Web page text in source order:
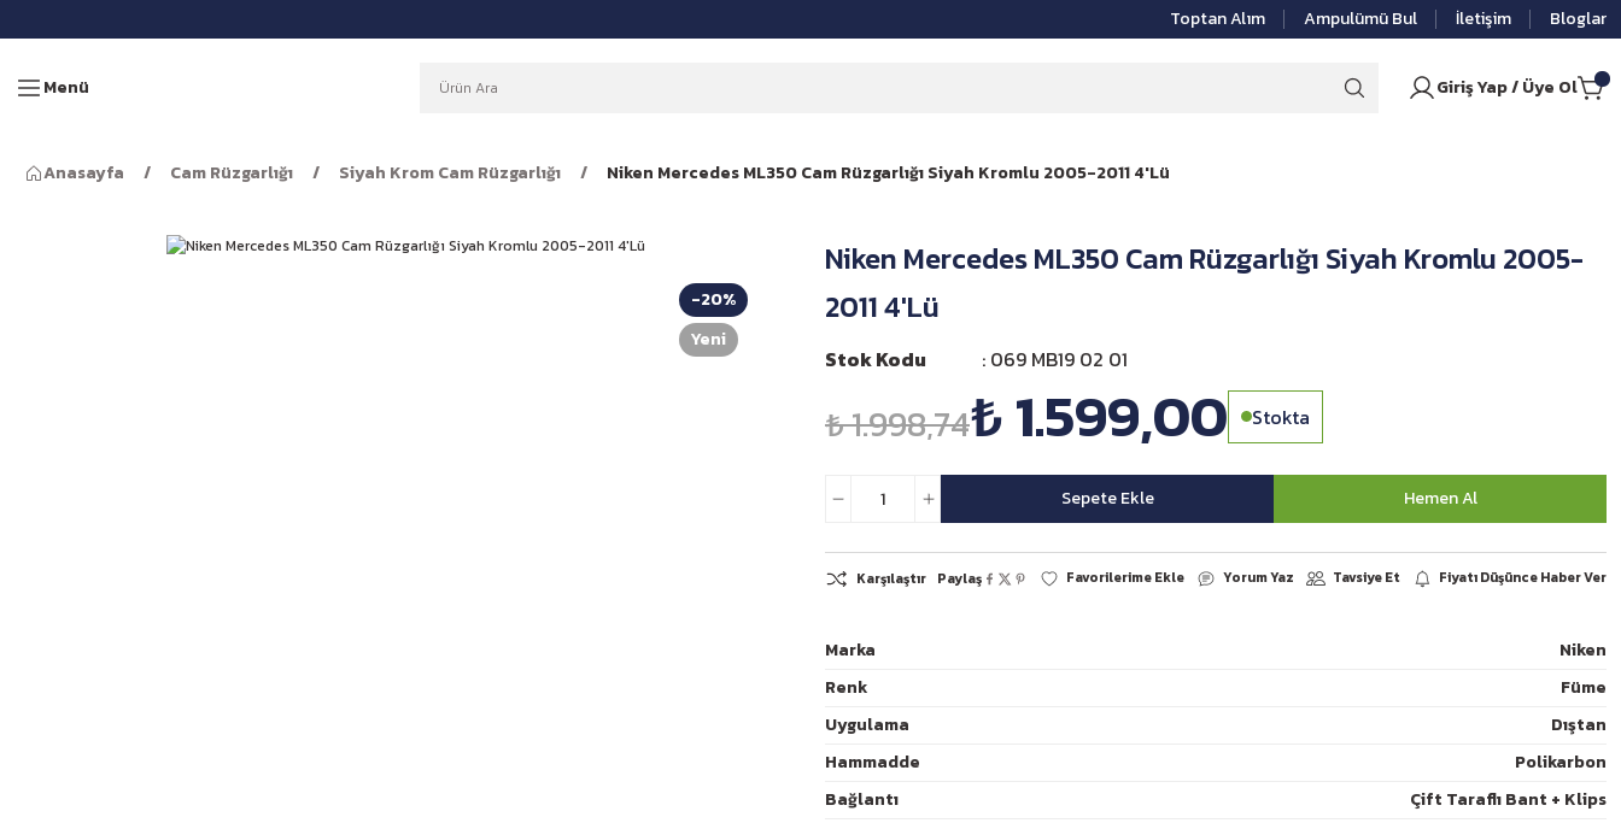
Toptan Alım Ampulümü Bul İletişim Bloglar
Menü Giriş Yap / Üye Ol
Anasayfa Cam Rüzgarlığı Siyah Krom Cam Rüzgarlığı Niken Mercedes ML350 Cam Rüzgarlığı Siyah Kromlu 2005-2011 4'Lü
-20%
Yeni
Niken Mercedes ML350 Cam Rüzgarlığı Siyah Kromlu 2005-
2011 4'Lü
Stok Kodu 069 MB19 02 01
₺ 1.998,74₺ 1.599,00 Stokta
Sepete Ekle Hemen Al
Yorum Yaz
Marka
Niken
Renk
Füme
Uygulama
Dıştan
Hammadde
Polikarbon
Bağlantı
Çift Taraflı Bant + Klips